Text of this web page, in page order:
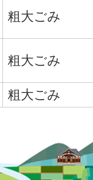
粗大ごみ
粗大ごみ
粗大ごみ